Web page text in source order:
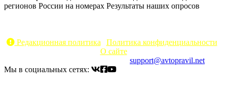
регионов России на номерах Результаты наших опросов
Редакционная политика
Политика конфиденциальности
О сайте
support@avtopravil.net
Мы в социальных сетях: